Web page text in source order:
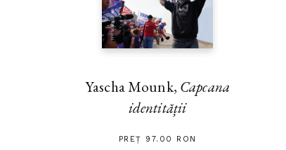
Yascha Mounk, Capcana
identității
PREȚ 97.00 RON